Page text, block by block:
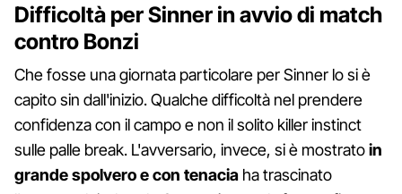
Difficoltà per Sinner in avvio di match
contro Bonzi
Che fosse una giornata particolare per Sinner lo si è
capito sin dall'inizio. Qualche difficoltà nel prendere
confidenza con il campo e non il solito killer instinct
sulle palle break. L'avversario, invece, si è mostratoin
grande spolvero e con tenacia ha trascinato